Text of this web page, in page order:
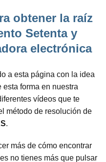
obtener la raíz
Setenta y
electrónica
a esta página con la idea
esta forma en nuestra
vídeos que te
método de resolución de
.
más de cómo encontrar
no tienes más que pulsar